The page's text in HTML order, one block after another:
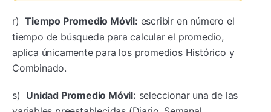
r)Tiempo Promedio Móvil: escribir en número el
tiempo de búsqueda para calcular el promedio,
aplica únicamente para los promedios Histórico y
Combinado.
s) Unidad Promedio Móvil: seleccionar una de las